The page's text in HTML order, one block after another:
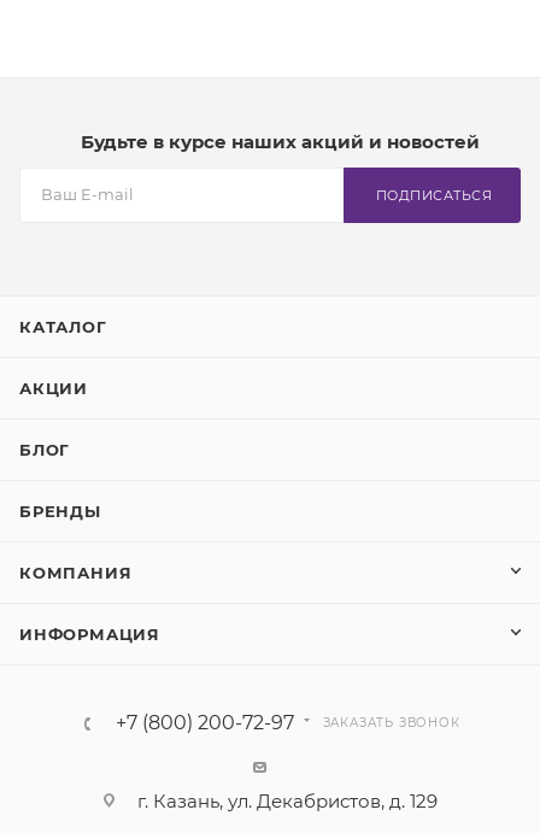
Будьте в курсе наших акций и новостей
ПОДПИСАТЬСЯ
КАТАЛОГ
АКЦИИ
БЛОГ
БРЕНДЫ
КОМПАНИЯ
ИНФОРМАЦИЯ
+7 (800) 200-72-97 ЗАКАЗАТЬ ЗВОНОК
г. Казань, ул. Декабристов, д. 129